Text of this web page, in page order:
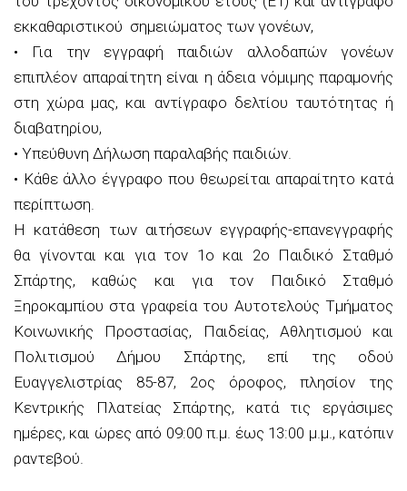
εκκαθαριστικού σημειώματος των γονέων,
• Για την εγγραφή παιδιών αλλοδαπών γονέων
επιπλέον απαραίτητη είναι η άδεια νόμιμης παραμονής
στη χώρα μας, και αντίγραφο δελτίου ταυτότητας ή
διαβατηρίου,
• Υπεύθυνη Δήλωση παραλαβής παιδιών
• Κάθε άλλο έγγραφο που θεωρείται απαραίτητο κατά
περίπτωση
Η κατάθεση των αιτήσεων εγγραφής-επανεγγραφής
θα γίνονται και για τον 1 ο και 2ο Παιδικό Σταθμό
Σπάρτης, καθώς και για τον Παιδικό Σταθμό
Ξηροκαμπίου στα γραφεία του Αυτοτελούς Τμήματος
Κοινωνικής Προστασίας, Παιδείας, Αθλητισμού και
Πολιτισμού Δήμου Σπάρτης, επί της οδού
Ευαγγελιστρίας 85-87, 2ος όροφος, πλησίον της
Κεντρικής Πλατείας Σπάρτης, κατά τις εργάσιμες
ημέρες, και ώρες από 09:00 π.μ. έως 13:00 μ.μ ., κατόπιν
ραντεβού.